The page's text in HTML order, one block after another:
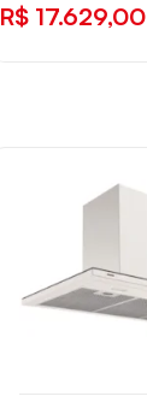
R$ 17.629,00